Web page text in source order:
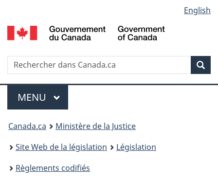
au
contenu
propos
de
la
HTML
simplifiée
selection
English
Recherche
Menu
MENU PRINCIPAL
You
are
here:
Canada.ca
Ministère de la Justice
Site Web de la législation
Législation
Règlements codifiés